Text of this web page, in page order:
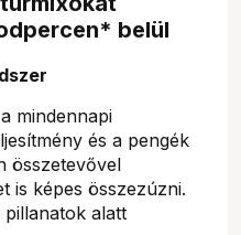
belül
mindennapi
és a pengék
összetevővel
is képes összezúzni.
pillanatok alatt